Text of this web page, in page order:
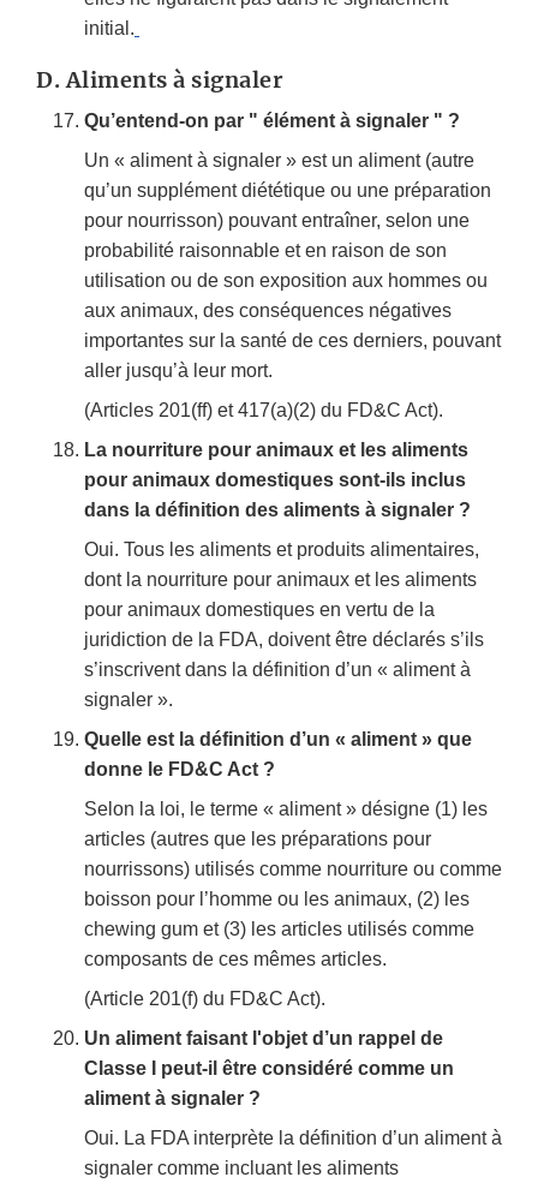
initial.
D.Aliments à signaler
Qu’entend-on par " élément à signaler " ?
Un « aliment à signaler » est un aliment (autre
qu’un supplément diététique ou une préparation
pour nourrisson) pouvant entraîner, selon une
probabilité raisonnable et en raison de son
utilisation ou de son exposition aux hommes ou
aux animaux, des conséquences négatives
importantes sur la santé de ces derniers, pouvant
aller jusqu’à leur mort.
(Articles 201(ff) et 417(a)(2) du FD&C Act).
La nourriture pour animaux et les aliments
pour animaux domestiques sont-ils inclus
dans la définition des aliments à signaler ?
Oui. Tous les aliments et produits alimentaires,
dont la nourriture pour animaux et les aliments
pour animaux domestiques en vertu de la
juridiction de la FDA, doivent être déclarés s’ils
s’inscrivent dans la définition d’un « aliment à
signaler ».
Quelle est la définition d’un « aliment » que
donne le FD&C Act ?
Selon la loi, le terme « aliment » désigne (1) les
articles (autres que les préparations pour
nourrissons) utilisés comme nourriture ou comme
boisson pour l’homme ou les animaux, (2) les
chewing gum et (3) les articles utilisés comme
composants de ces mêmes articles.
(Article 201(f) du FD&C Act).
Un aliment faisant l'objet d’un rappel de
Classe I peut-il être considéré comme un
aliment à signaler ?
Oui. La FDA interprète la définition d’un aliment à
signaler comme incluant les aliments